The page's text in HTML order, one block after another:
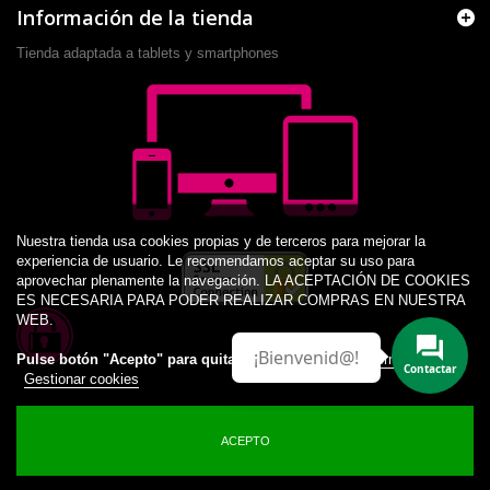
Desarrollado por JM
Información de la tienda
Tienda adaptada a tablets y smartphones
Contactar
¡Bienvenid@!
Nuestra tienda usa cookies propias y de terceros para mejorar la
experiencia de usuario. Le recomendamos aceptar su uso para
aprovechar plenamente la navegación. LA ACEPTACIÓN DE COOKIES
ES NECESARIA PARA PODER REALIZAR COMPRAS EN NUESTRA
WEB.
Pulse botón "Acepto" para quitar este aviso.
Más información
Gestionar cookies
ACEPTO